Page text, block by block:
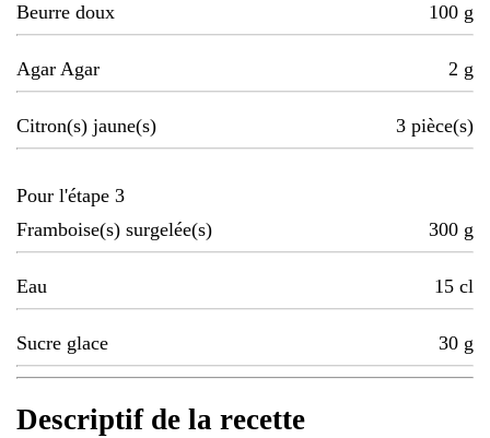
Beurre doux 100 g
Agar Agar 2 g
Citron(s) jaune(s) 3 pièce(s)
Pour l'étape 3
Framboise(s) surgelée(s)
300 g
Eau 15 cl
Sucre glace 30 g
Descriptif de la recette